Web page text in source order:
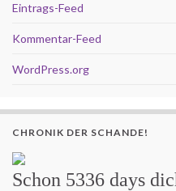
Eintrags-Feed
Kommentar-Feed
WordPress.org
CHRONIK DER SCHANDE!
Schon 5336 days